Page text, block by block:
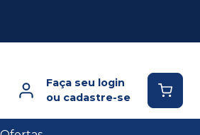
Faça seu login
ou cadastre-se